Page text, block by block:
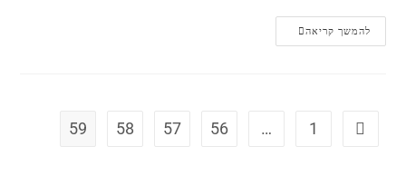
להמשך קריאה
1
…
56
57
58
59